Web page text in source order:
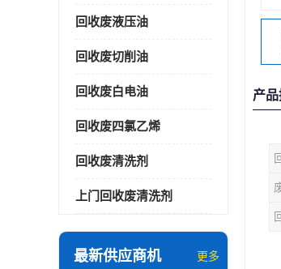
回收废液压油
回收废切削油
回收废白电油
回收废四氯乙烯
回收废清洗剂
上门回收废清洗剂
最新供应商机 更多
产